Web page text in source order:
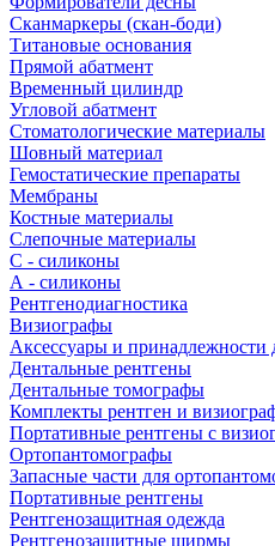
Сканмаркеры (скан-боди)
Титановые основания
Прямой абатмент
Временный цилиндр
Угловой абатмент
Стоматологические материалы
Шовный материал
Гемостатические препараты
Мембраны
Костные материалы
Слепочные материалы
C - силиконы
А - силиконы
Рентгенодиагностика
Визиографы
Аксессуары и принадлежности
Дентальные рентгены
Дентальные томографы
Комплекты рентген и
Портативные рентгены с
Ортопантомографы
Запасные части для
Портативные рентгены
Рентгенозащитная одежда
Рентгенозащитные ширмы